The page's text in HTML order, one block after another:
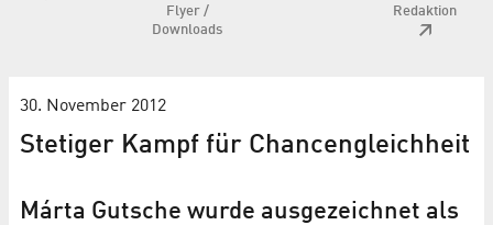
Flyer /
Downloads
Redaktion
30. November 2012
Stetiger Kampf für Chancengleichheit
Márta Gutsche wurde ausgezeichnet als